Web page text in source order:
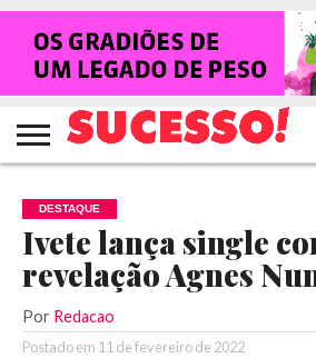
HOME
NOTÍCIAS
SHOWS
ENTREVISTAS
CLIQUES
RANKING
CROWLEY
TV
SUCESSO!
REVISTA
SUCESSO!
DESTAQUE
Ivete lança single
revelação Agnes
Por Redacao
Postado em 11 de fevereiro de 2022